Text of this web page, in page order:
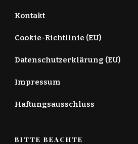
Kontakt
Cookie-Richtlinie (EU)
Datenschutzerklärung (EU)
Impressum
Haftungsausschluss
BITTE BEACHTE